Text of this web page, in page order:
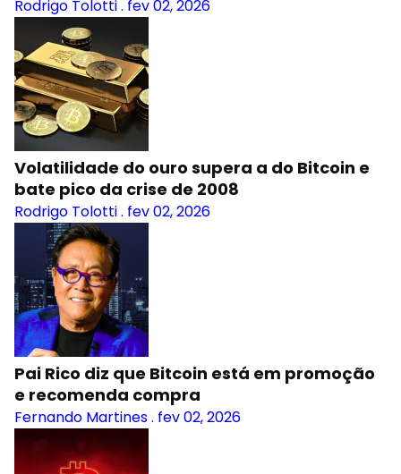
Rodrigo Tolotti. fev 02, 2026
Volatilidade do ouro supera a do Bitcoin e
bate pico da crise de 2008
Rodrigo Tolotti. fev 02, 2026
Pai Rico diz que Bitcoin está em promoção
e recomenda compra
Fernando Martines. fev 02, 2026